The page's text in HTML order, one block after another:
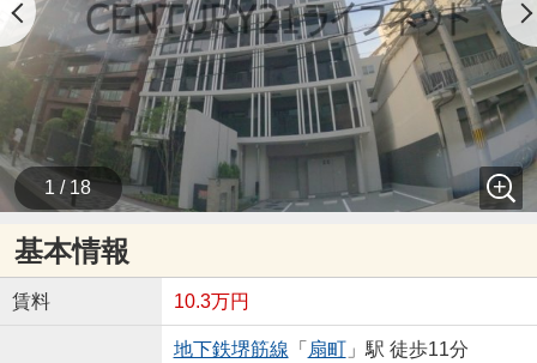
1 / 18
基本情報
賃料 10.3万円
地下鉄堺筋線 「 扇町」駅 徒歩11分